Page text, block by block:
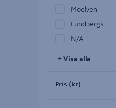
Moelven
Lundbergs
N/a
+ Visa alla
Pris (kr)